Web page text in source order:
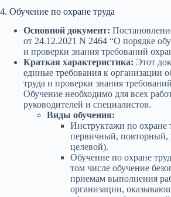
4. Обучение по охране труда
Основной документ:
от 24.12.2021 N 2464 “О порядке
и проверки знания требований
Краткая характеристика: Этот
единые требования к организации
труда и проверки знания
Обучение необходимо для всех
руководителей и специалистов.
Виды обучения:
Инструктажи по охране
первичный, повторный,
целевой).
Обучение по охране
том числе обучение
приемам выполнения
организации,